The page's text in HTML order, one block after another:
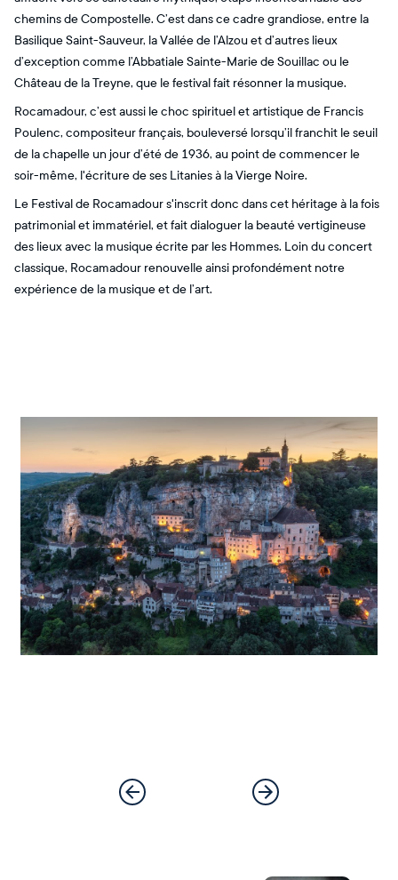
chemins de Compostelle. C’est dans ce cadre grandiose, entre la
Basilique Saint-Sauveur, la Vallée de l’Alzou et d’autres lieux
d’exception comme l’Abbatiale Sainte-Marie de Souillac ou le
Château de la Treyne, que le festival fait résonner la musique.
Rocamadour, c’est aussi le choc spirituel et artistique de Francis
Poulenc, compositeur français, bouleversé lorsqu’il franchit le seuil
de la chapelle un jour d’été de 1936, au point de commencer le
soir-même, l'écriture de ses Litanies à la Vierge Noire.
Le Festival de Rocamadour s'inscrit donc dans cet héritage à la fois
patrimonial et immatériel, et fait dialoguer la beauté vertigineuse
des lieux avec la musique écrite par les Hommes. Loin du concert
classique, Rocamadour renouvelle ainsi profondément notre
expérience de la musique et de l’art.